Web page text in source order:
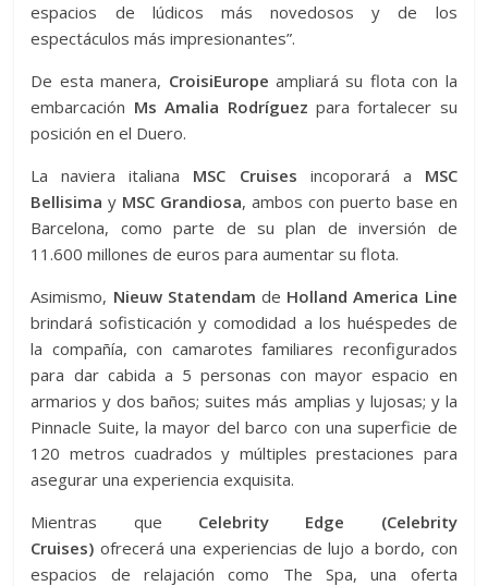
espacios de lúdicos más novedosos y de los
espectáculos más impresionantes”.
De esta manera, CroisiEurope ampliará su flota con la
embarcación Ms Amalia Rodríguez para fortalecer su
posición en el Duero.
La naviera italiana MSC Cruises incoporará a MSC
Bellisima y MSC Grandiosa, ambos con puerto base en
Barcelona, como parte de su plan de inversión de
11.600 millones de euros para aumentar su flota.
Asimismo, Nieuw Statendam de Holland America Line
brindará sofisticación y comodidad a los huéspedes de
la compañía, con camarotes familiares reconfigurados
para dar cabida a 5 personas con mayor espacio en
armarios y dos baños; suites más amplias y lujosas; y la
Pinnacle Suite, la mayor del barco con una superficie de
120 metros cuadrados y múltiples prestaciones para
asegurar una experiencia exquisita.
Mientras que Celebrity Edge
(Celebrity
Cruises) ofrecerá una experiencias de lujo a bordo, con
espacios de relajación como The Spa, una oferta